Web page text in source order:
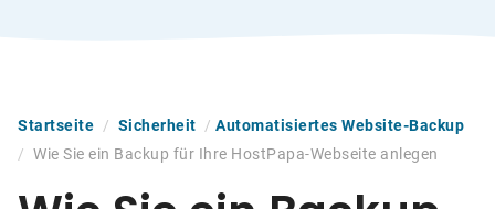
Startseite / Sicherheit / Automatisiertes Website-Backup
/ Wie Sie ein Backup für Ihre HostPapa-Webseite anlegen